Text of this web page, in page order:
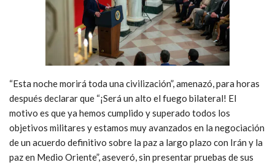
“Esta noche morirá toda una civilización”, amenazó, para horas
después declarar que “¡Será un alto el fuego bilateral! El
motivo es que ya hemos cumplido y superado todos los
objetivos militares y estamos muy avanzados en la negociación
de un acuerdo definitivo sobre la paz a largo plazo con Irán y la
paz en Medio Oriente”, aseveró, sin presentar pruebas de sus